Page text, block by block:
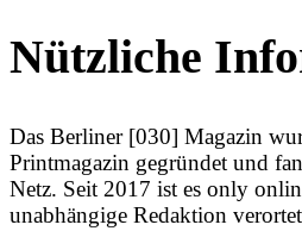
Nützliche
Das Berliner [030] Magazin
Printmagazin gegründet und
Netz. Seit 2017 ist es only
unabhängige Redaktion